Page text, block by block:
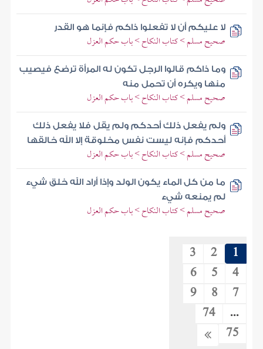
لا عليكم أن لا تفعلوا ذاكم فإنما هو القدر
صحيح مسلم > كتاب النكاح > باب حكم العزل
وما ذاكم قالوا الرجل تكون له المرأة ترضع فيصيب
منها ويكره أن تحمل منه
صحيح مسلم > كتاب النكاح > باب حكم العزل
ولم يفعل ذلك أحدكم ولم يقل فلا يفعل ذلك
أحدكم فإنه ليست نفس مخلوقة إلا الله خالقها
صحيح مسلم > كتاب النكاح > باب حكم العزل
ما من كل الماء يكون الولد وإذا أراد الله خلق شيء
لم يمنعه شيء
صحيح مسلم > كتاب النكاح > باب حكم العزل
1
2
3
4
5
6
7
8
9
...
74
75